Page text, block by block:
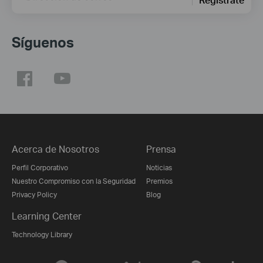
Síguenos
Acerca de Nosotros
Perfil Corporativo
Nuestro Compromiso con la Seguridad
Privacy Policy
Prensa
Noticias
Premios
Blog
Learning Center
Technology Library